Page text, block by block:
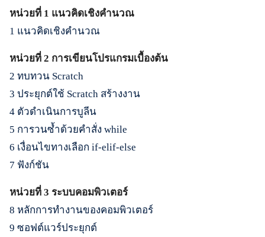
หน่วยที่ 1 แนวคิดเชิงคำนวณ
1 แนวคิดเชิงคำนวณ
หน่วยที่ 2 การเขียนโปรแกรมเบื้องต้น
2 ทบทวน Scratch
3 ประยุกต์ใช้ Scratch สร้างงาน
4 ตัวดำเนินการบูลีน
5 การวนซ้ำด้วยคำสั่ง while
6 เงื่อนไขทางเลือก if-elif-else
7 ฟังก์ชัน
หน่วยที่ 3 ระบบคอมพิวเตอร์
8 หลักการทำงานของคอมพิวเตอร์
9 ซอฟต์แวร์ประยุกต์